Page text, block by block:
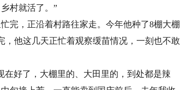
村就活了。”
，正沿着村路往家走。今年他种了8棚大棚
他这几天正忙着观察缓苗情况，一刻也不敢
好了，大棚里的、大田里的，到处都是辣